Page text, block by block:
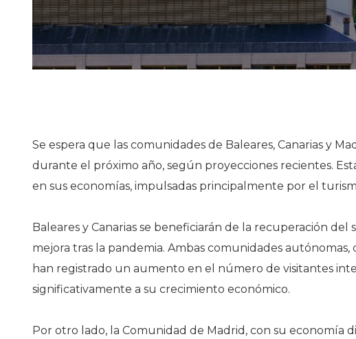
Se espera que las comunidades de Baleares, Canarias y
durante el próximo año, según proyecciones recientes.
en sus economías, impulsadas principalmente por el
Baleares y Canarias se beneficiarán de la recuperación
mejora tras la pandemia. Ambas comunidades
han registrado un aumento en el número de visitantes
significativamente a su crecimiento económico.
Por otro lado, la Comunidad de Madrid, con su economía
ACTUALIDAD
millones de
ACTUALIDAD
La brecha salarial
persiste en el Ibex
directivos